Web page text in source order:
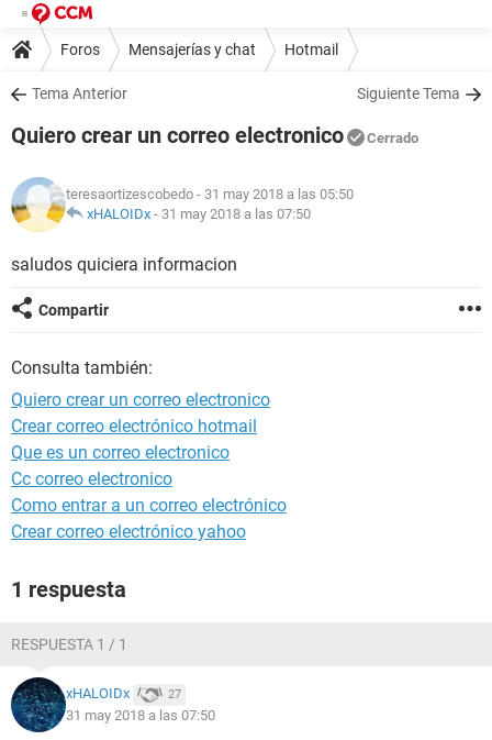
Foros Mensajerías y chat Hotmail
Tema Anterior Siguiente Tema
Quiero crear un correo electronico Cerrado
teresaortizescobedo - 31 may 2018 a las 05:50
xHALOIDx - 31 may 2018 a las 07:50
saludos quiciera informacion
Compartir
Consulta también:
Quiero crear un correo electronico
Crear correo electrónico hotmail
Que es un correo electronico
Cc correo electronico
Como entrar a un correo electrónico
Crear correo electrónico yahoo
1 respuesta
RESPUESTA 1 / 1
xHALOIDx 27
31 may 2018 a las 07:50